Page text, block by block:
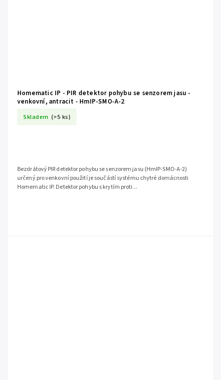
Homematic IP - PIR detektor pohybu se senzorem jasu -
venkovní, antracit - HmIP-SMO-A-2
Skladem (>5 ks)
Bezdrátový PIR detektor pohybu se senzorem jasu (HmIP-SMO-A-2)
určený pro venkovní použití je součástí systému chytré domácnosti
Homematic IP. Detektor pohybu s krytím proti...